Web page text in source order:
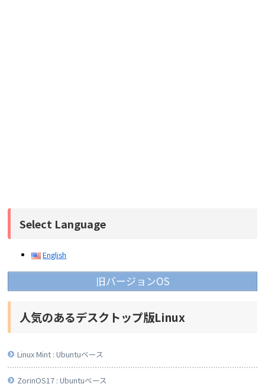
Select Language
English
旧バージョンOS
人気のあるデスクトップ版Linux
Linux Mint : Ubuntuベース
ZorinOS17 : Ubuntuベース